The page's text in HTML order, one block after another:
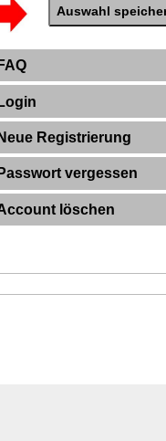
Registrierung
Passwort vergessen
löschen